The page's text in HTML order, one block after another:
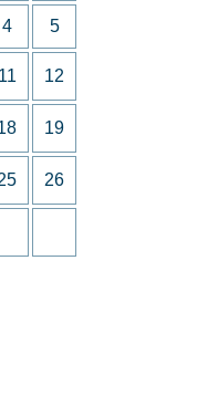
4 5
11 12
19
26